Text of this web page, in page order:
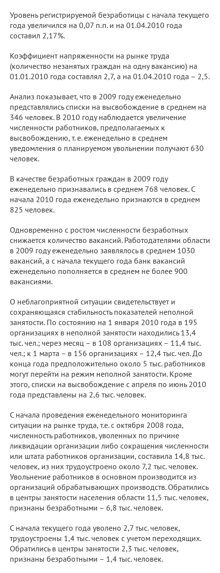
Уровень регистрируемой безработицы с начала текущего
года увеличился на 0,07 п.п. и на 01.04.2010 года
составил 2,17%.
Коэффициент напряженности на рынке труда
(количество незанятых граждан на одну вакансию) на
01.01.2010 года составлял 2,7, а на 01.04.2010 года – 2,5.
Анализ показывает, что в 2009 году еженедельно
представлялись списки на высвобождение в среднем на
346 человек. В 2010 году наблюдается увеличение
численности работников, предполагаемых к
высвобождению, т. е. еженедельно в среднем
уведомления о планируемом увольнении получают 630
человек.
В качестве безработных граждан в 2009 году
еженедельно признавались в среднем 768 человек. С
начала 2010 года еженедельно признаются в среднем
825 человек.
Одновременно с ростом численности безработных
снижается количество вакансий. Работодателями области
в 2009 году еженедельно заявлялось в среднем 1030
вакансий, а с начала текущего года банк вакансий
еженедельно пополняется в среднем не более 900
вакансиями.
О неблагоприятной ситуации свидетельствует и
сохраняющаяся стабильность показателей неполной
занятости. По состоянию на 1 января 2010 года в 195
организациях в неполной занятости находились 13,4
тыс. чел.; через месяц – в 108 организациях – 11,4 тыс.
чел.; к 1 марта – в 156 организациях – 12,4 тыс. чел. До
конца года предположительно около 5 тыс. работников
могут перейти на режим неполной занятости. Кроме
этого, списки на высвобождение с апреля по июнь 2010
года представлены на 2,6 тыс. человек.
С начала проведения еженедельного мониторинга
ситуации на рынке труда, т.е. с октября 2008 года,
численность работников, уволенных по причине
ликвидации организации либо сокращения численности
или штата работников организации, составила 14,8 тыс.
человек, из них трудоустроено около 7,2 тыс. человек.
Увольнение работников в основном производится из
организаций обрабатывающих производств. Обратились
в центры занятости населения области 11,5 тыс. человек,
признаны безработными – 6,8 тыс. человек.
С начала текущего года уволено 2,7 тыс. человек,
трудоустроены 1,4 тыс. человек с учетом переходящих.
Обратились в центры занятости 2,3 тыс. человек,
признаны безработными – 1,4 тыс. человек.